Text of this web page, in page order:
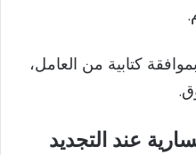
كتابية من العامل،
عند التجديد